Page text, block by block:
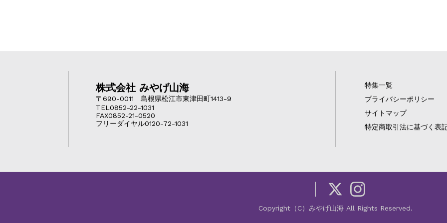
株式会社 みやげ山海
〒690-0011 島根県松江市東津田町1413-9
TEL0852-22-1031
FAX0852-21-0520
フリーダイヤル0120-72-1031
特集一覧
プライバシーポリシー
サイトマップ
特定商取引法に基づく表
Copyright（C）みやげ山海 All Rights Reserved.